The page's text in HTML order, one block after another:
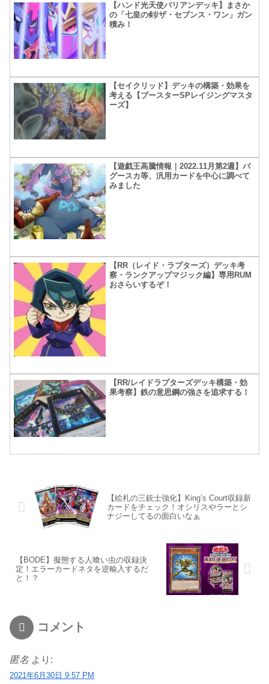
【ハンド光天使バリアンデッキ】まさか
の「七皇の剣/ザ・セブンス・ワン」ガン
積み！
【セイクリッド】デッキの構築・効果を
考える【ブースターSPレイジングマスタ
ーズ】
【遊戯王高騰情報｜2022.11月第2週】バ
グースカ等、汎用カードを中心に調べて
みました
【RR（レイド・ラプターズ）デッキ考
察・ランクアップマジック編】専用RUM
おさらいするぞ！
【RR/レイドラプターズデッキ構築・効
果考察】鉄の意思鋼の強さを追求する！
【絵札の三銃士強化】King’s Court収録新
カードをチェック！オシリスやラーとシ
ナジーしてるの面白いなぁ
【BODE】擬態する人喰い虫の収録決
定！エラーカードネタを逆輸入するだ
と！？
コメント
匿名 より:
2021年6月30日 9:57 PM